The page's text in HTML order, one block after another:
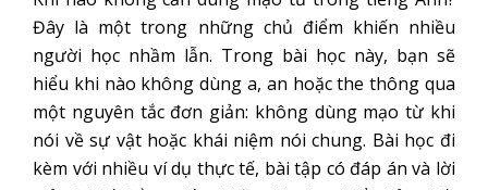
Đây là một trong những chủ điểm khiến nhiều
người học nhầm lẫn. Trong bài học này, bạn sẽ
hiểu khi nào không dùng a, an hoặc the thông qua
một nguyên tắc đơn giản: không dùng mạo từ khi
nói về sự vật hoặc khái niệm nói chung. Bài học đi
kèm với nhiều ví dụ thực tế, bài tập có đáp án và lời